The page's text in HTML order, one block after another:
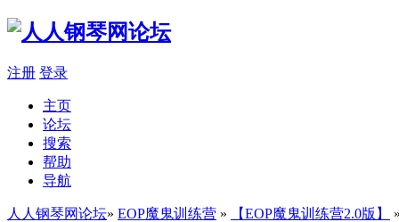
注册 登录
主页
论坛
搜索
帮助
导航
人人钢琴网论坛» EOP魔鬼训练营 » 【EOP魔鬼训练营2.0版】